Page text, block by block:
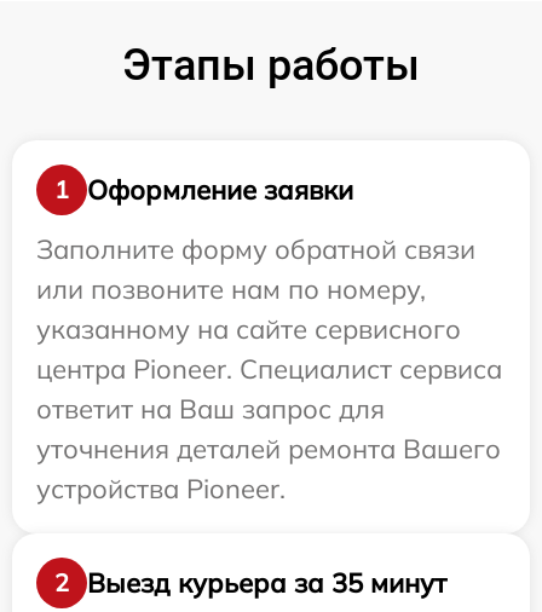
Этапы работы
1
Оформление заявки
Заполните форму обратной связи
или позвоните нам по номеру,
указанному на сайте сервисного
центра Pioneer. Специалист сервиса
ответит на Ваш запрос для
уточнения деталей ремонта Вашего
устройства Pioneer.
2
Выезд курьера за 35 минут